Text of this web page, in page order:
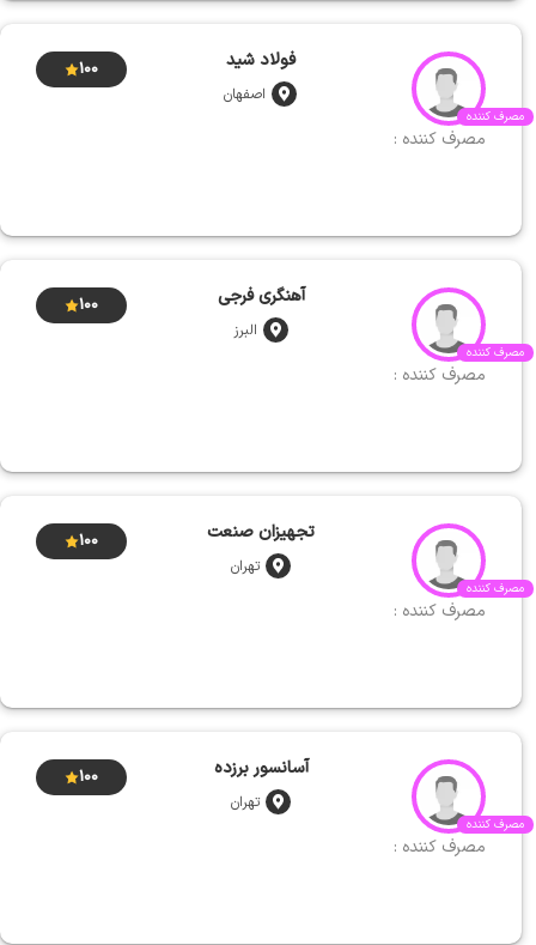
مصرف کننده
فولاد شید
اصفهان
100
مصرف کننده :
مصرف کننده
آهنگری فرجی
البرز
100
مصرف کننده :
مصرف کننده
تجهیزان صنعت
تهران
100
مصرف کننده :
مصرف کننده
آسانسور برزده
تهران
100
مصرف کننده :